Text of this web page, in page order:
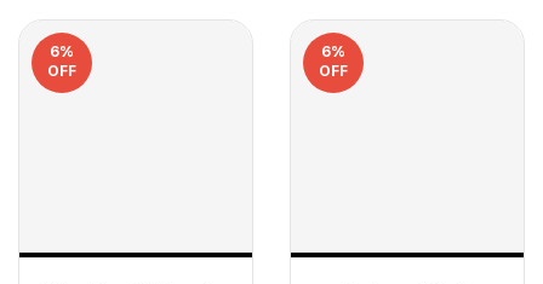
6%
OFF
6%
OFF